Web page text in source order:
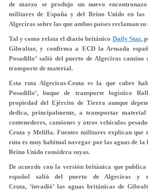
de marzo se produjo un nuevo encontronazo
militares de España y del Reino Unido en las
Algeciras sobre las que ambos países reclaman
Tal y como relata el diario británico Daily Star,
Gibraltar, y confirma a ECD la Armada
Posadillo’ salió del puerto de Algeciras camino
transporte de material.
Esta ruta Algeciras-Ceuta es la que cubre
Posadillo’, buque de transporte logístico
propiedad del Ejército de Tierra aunque
dedica, principalmente, a transportar
contenedores, camiones y otros vehículos
Ceuta y Melilla. Fuentes militares explican que
ruta es muy habitual navegar por las aguas de
Reino Unido considera suyas.
De acuerdo con la versión británica que
español salió del puerto de Algeciras y
Ceuta, ‘invadió’ las aguas británicas de